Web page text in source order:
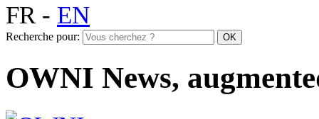
FR- EN
Recherche pour:
OWNI News,